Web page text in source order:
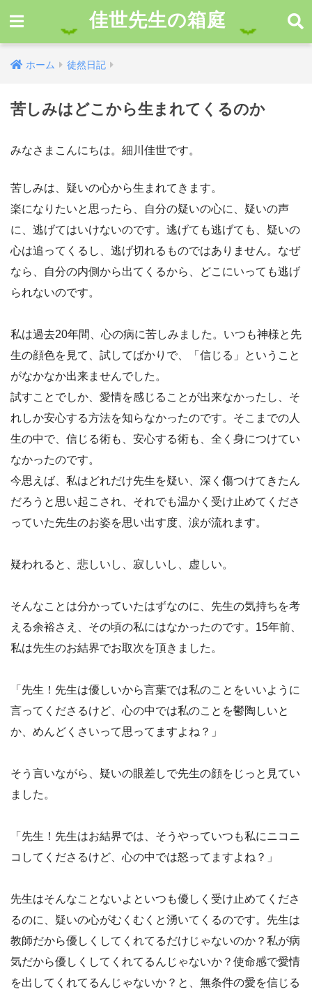
佳世先生の箱庭
ホーム 徒然日記
苦しみはどこから生まれてくるのか
みなさまこんにちは。細川佳世です。
苦しみは、疑いの心から生まれてきます。
楽になりたいと思ったら、自分の疑いの心に、疑いの声
に、逃げてはいけないのです。逃げても逃げても、疑いの
心は追ってくるし、逃げ切れるものではありません。なぜ
なら、自分の内側から出てくるから、どこにいっても逃げ
られないのです。
私は過去20年間、心の病に苦しみました。いつも神様と先
生の顔色を見て、試してばかりで、「信じる」ということ
がなかなか出来ませんでした。
試すことでしか、愛情を感じることが出来なかったし、そ
れしか安心する方法を知らなかったのです。そこまでの人
生の中で、信じる術も、安心する術も、全く身につけてい
なかったのです。
今思えば、私はどれだけ先生を疑い、深く傷つけてきたん
だろうと思い起こされ、それでも温かく受け止めてくださ
っていた先生のお姿を思い出す度、涙が流れます。
疑われると、悲しいし、寂しいし、虚しい。
そんなことは分かっていたはずなのに、先生の気持ちを考
える余裕さえ、その頃の私にはなかったのです。15年前、
私は先生のお結界でお取次を頂きました。
「先生！先生は優しいから言葉では私のことをいいように
言ってくださるけど、心の中では私のことを鬱陶しいと
か、めんどくさいって思ってますよね？」
そう言いながら、疑いの眼差しで先生の顔をじっと見てい
ました。
「先生！先生はお結界では、そうやっていつも私にニコニ
コしてくださるけど、心の中では怒ってますよね？」
先生はそんなことないよといつも優しく受け止めてくださ
るのに、疑いの心がむくむくと湧いてくるのです。先生は
教師だから優しくしてくれてるだけじゃないのか？私が病
気だから優しくしてくれてるんじゃないか？使命感で愛情
を出してくれてるんじゃないか？と、無条件の愛を信じる